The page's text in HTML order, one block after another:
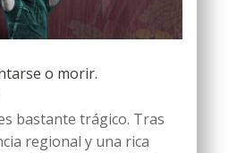
o morir.
bastante trágico. Tras
regional y una rica